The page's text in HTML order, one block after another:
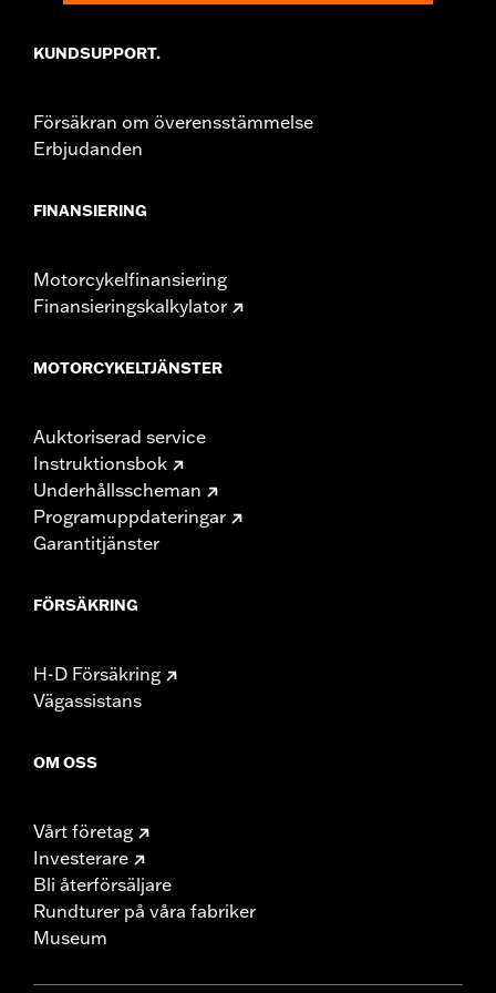
KUNDSUPPORT.
Försäkran om överensstämmelse
Erbjudanden
FINANSIERING
Motorcykelfinansiering
Finansieringskalkylator
MOTORCYKELTJÄNSTER
Auktoriserad service
Instruktionsbok
Underhållsscheman
Programuppdateringar
Garantitjänster
FÖRSÄKRING
H-D Försäkring
Vägassistans
OM OSS
Vårt företag
Investerare
Bli återförsäljare
Rundturer på våra fabriker
Museum